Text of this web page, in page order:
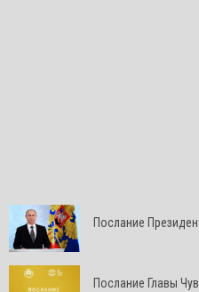
Послание
Послание Главы